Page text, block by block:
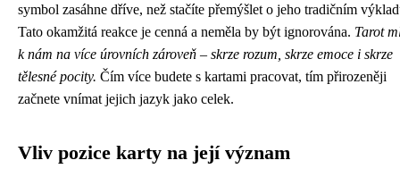
symbol zasáhne dříve, než stačíte přemýšlet o jeho tradičním
Tato okamžitá reakce je cenná a neměla by být ignorována. Tarot
k nám na více úrovních zároveň – skrze rozum, skrze emoce i skrze
tělesné pocity. Čím více budete s kartami pracovat, tím přirozeněji
začnete vnímat jejich jazyk jako celek.
Vliv pozice karty na její význam